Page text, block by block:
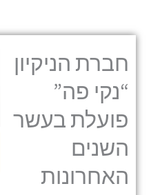
חברת הניקיון
“נקי פה”
פועלת בעשר
השנים
האחרונות